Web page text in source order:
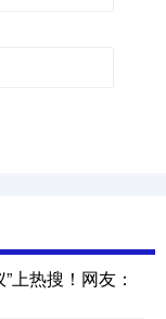
上热搜！网友：